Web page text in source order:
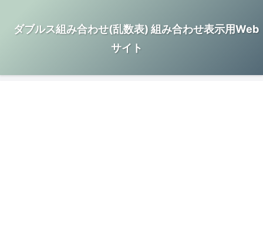
ダブルス組み合わせ(乱数表) 組み合わせ表示用Web
サイト